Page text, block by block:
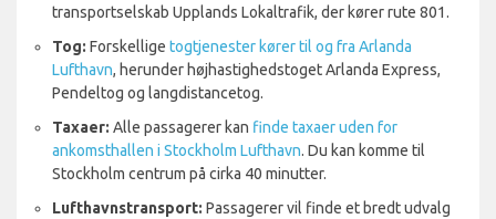
transportselskab Upplands Lokaltrafik, der kører rute 801.
Tog: Forskellige togtjenester kører til og fra Arlanda
Lufthavn, herunder højhastighedstoget Arlanda Express,
Pendeltog og langdistancetog.
Taxaer: Alle passagerer kan finde taxaer uden for
ankomsthallen i Stockholm Lufthavn. Du kan komme til
Stockholm centrum på cirka 40 minutter.
Lufthavnstransport: Passagerer vil finde et bredt udvalg